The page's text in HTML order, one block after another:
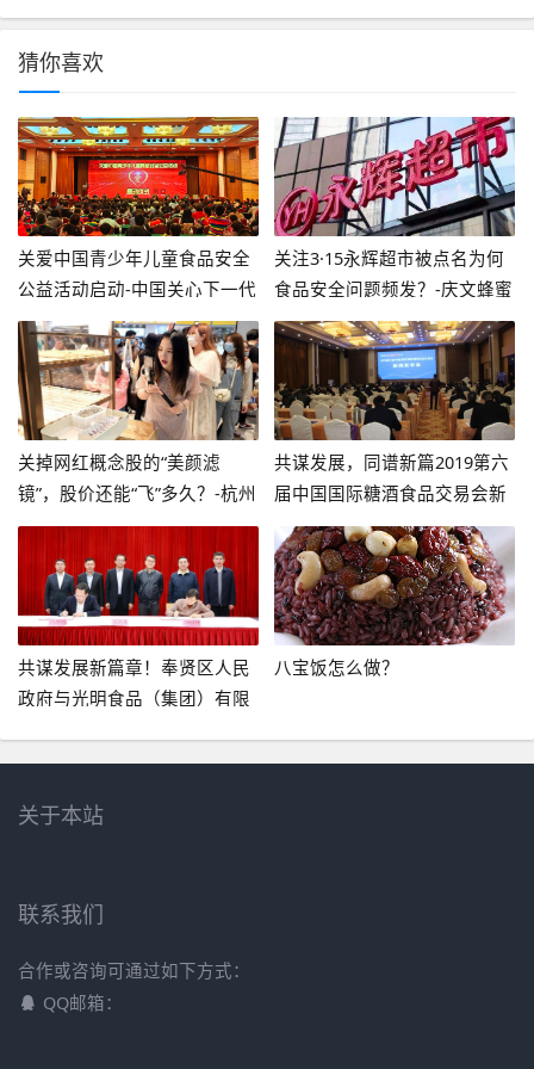
猜你喜欢
关爱中国青少年儿童食品安全
公益活动启动-中国关心下一代
健康体育基金会
关注3·15永辉超市被点名为何
食品安全问题频发？-庆文蜂蜜
多少钱
关掉网红概念股的“美颜滤
镜”，股价还能“飞”多久？-杭州
天风食品有限公司
共谋发展，同谱新篇2019第六
届中国国际糖酒食品交易会新
闻发布会在宁举办-泸州系列酒
多少参加南京糖酒会
共谋发展新篇章！奉贤区人民
政府与光明食品（集团）有限
林正广和食品有限公司
八宝饭怎么做？
关于本站
联系我们
合作或咨询可通过如下方式：
QQ邮箱：